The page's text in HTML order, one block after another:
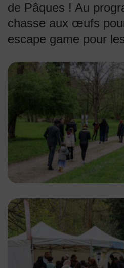
de Pâques ! Au
chasse aux œufs
escape game pour